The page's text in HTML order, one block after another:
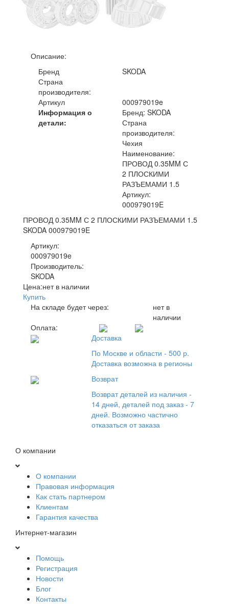
Описание:
Бренд
SKODA
Страна
производителя:
Артикул
000979019e
Информация о
детали:
Бренд: SKODA
Страна
производителя:
Чехия
Наименование:
ПРОВОД 0.35MM С
2 ПЛОСКИМИ
РАЗЪЕМАМИ 1.5
Артикул:
000979019E
ПРОВОД 0.35MM С 2 ПЛОСКИМИ РАЗЪЕМАМИ 1.5
SKODA 000979019E
Артикул:
000979019e
Производитель:
SKODA
Цена:нет в наличии
Купить
На складе будет через:
нет в
наличии
Оплата:
Доставка
По Москве и области - 500 р.
Доставка возможна в регионы
Возврат
Возврат деталей из наличия -
14 дней, деталей под заказ - 7
дней. Возможно частично
отказаться от заказа
О компании
О компании
Правовая информация
Как стать партнером
Клиентам
Гарантия качества
Интернет-магазин
Помощь
Регистрация
Новости
Блог
Контакты